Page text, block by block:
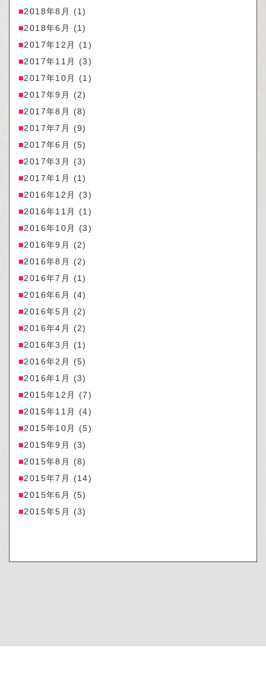
2018年8月
(1)
2018年6月
(1)
2017年12月
(1)
2017年11月
(3)
2017年10月
(1)
2017年9月
(2)
2017年8月
(8)
2017年7月
(9)
2017年6月
(5)
2017年3月
(3)
2017年1月
(1)
2016年12月
(3)
2016年11月
(1)
2016年10月
(3)
2016年9月
(2)
2016年8月
(2)
2016年7月
(1)
2016年6月
(4)
2016年5月
(2)
2016年4月
(2)
2016年3月
(1)
2016年2月
(5)
2016年1月
(3)
2015年12月
(7)
2015年11月
(4)
2015年10月
(5)
2015年9月
(3)
2015年8月
(8)
2015年7月
(14)
2015年6月
(5)
2015年5月
(3)